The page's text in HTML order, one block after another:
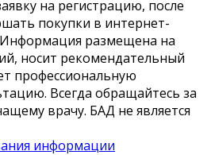
на регистрацию, после
покупки в интернет-
Информация размещена на
носит рекомендательный
профессиональную
Всегда обращайтесь за
врачу. БАД не является
информации